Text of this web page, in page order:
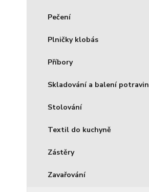
Pečení
Plničky klobás
Příbory
Skladování a balení potravin
Stolování
Textil do kuchyně
Zástěry
Zavařování